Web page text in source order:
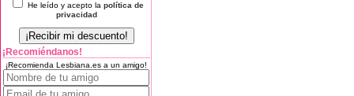
He leído y acepto la política de
privacidad
¡Recomiéndanos!
¡Recomienda Lesbiana.es a un amigo!